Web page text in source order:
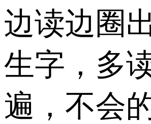
边读边圈
生字，多
遍，不会